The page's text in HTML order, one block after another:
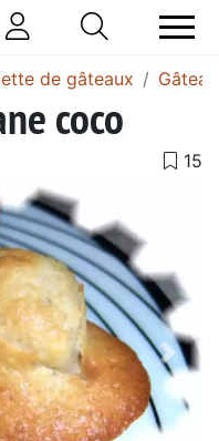
de gâteaux
coco